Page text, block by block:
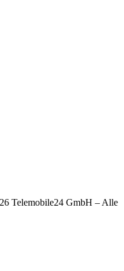
Telemobile24 GmbH – Alle